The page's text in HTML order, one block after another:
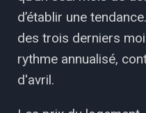
d’établir une
des trois derniers
rythme annualisé,
d'avril.